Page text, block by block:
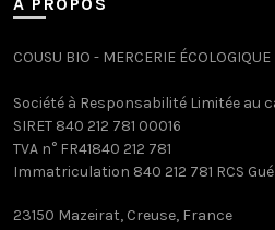
COUSU BIO - MERCERIE ÉCOLOGIQUE
Société à Responsabilité Limitée au
SIRET 840 212 781 00016
TVA n° FR41840 212 781
Immatriculation 840 212 781 RCS
23150 Mazeirat, Creuse, France